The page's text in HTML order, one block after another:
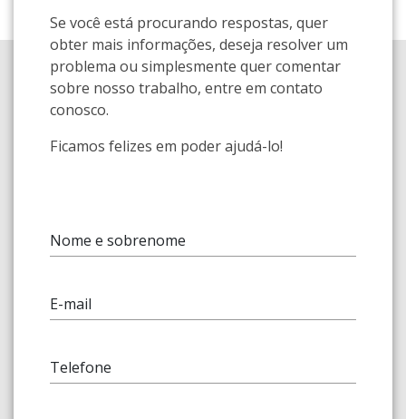
Se você está procurando respostas, quer
obter mais informações, deseja resolver um
problema ou simplesmente quer comentar
sobre nosso trabalho, entre em contato
conosco.
Ficamos felizes em poder ajudá-lo!
Nome e sobrenome
E-mail
Telefone